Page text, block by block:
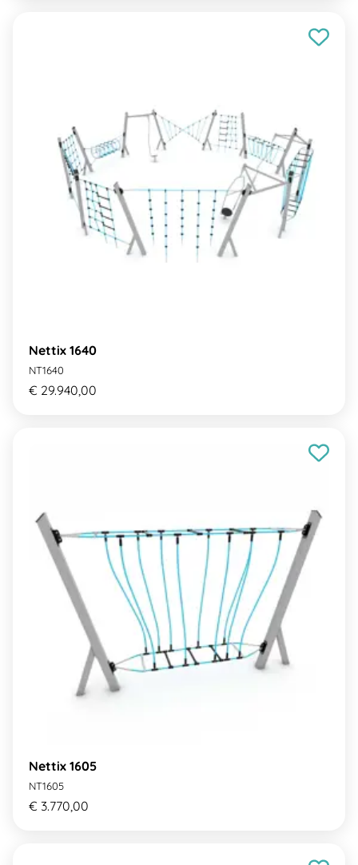
Nettix 1640
NT1640
€ 29.940,00
Nettix 1605
NT1605
€ 3.770,00